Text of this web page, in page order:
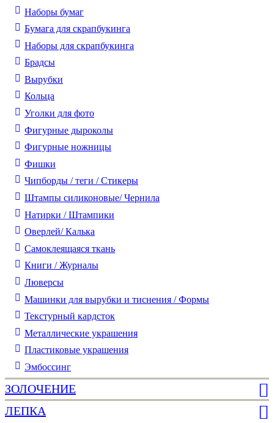
Наборы бумаг
Бумага для скрапбукинга
Наборы для скрапбукинга
Брадсы
Вырубки
Кольца
Уголки для фото
Фигурные дыроколы
Фигурные ножницы
Фишки
Чипборды / теги / Стикеры
Штампы силиконовые/ Чернила
Натирки / Штампики
Оверлей/ Калька
Самоклеящаяся ткань
Книги / Журналы
Люверсы
Машинки для вырубки и тиснения / Формы
Текстурный кардсток
Металлические украшения
Пластиковые украшения
Эмбоссинг
ЗОЛОЧЕНИЕ
ЛЕПКА